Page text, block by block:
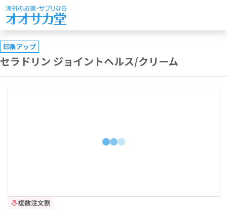
印象アップ
セラドリン ジョイントヘルス/クリーム
複数注文割